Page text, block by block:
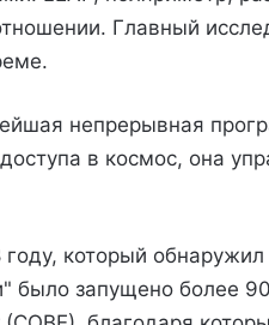
Главный
непрерывная
в космос, она
году, который
было запущено более